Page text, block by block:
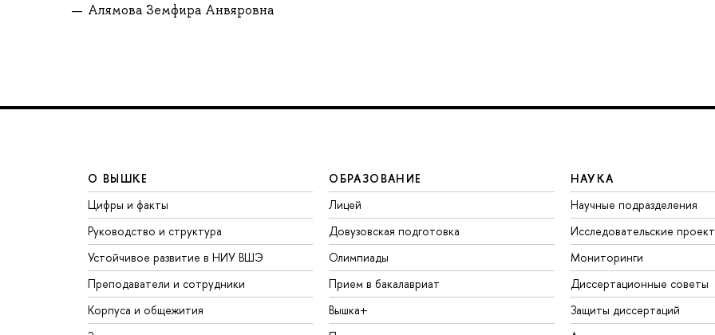
Алямова Земфира Анвяровна
О ВЫШКЕ
Цифры и факты
Руководство и структура
Устойчивое развитие в НИУ ВШЭ
Преподаватели и сотрудники
Корпуса и общежития
ОБРАЗОВАНИЕ
Лицей
Довузовская подготовка
Олимпиады
Прием в бакалавриат
Вышка+
НАУКА
Научные подразделения
Исследовательские
Мониторинги
Диссертационные советы
Защиты диссертаций